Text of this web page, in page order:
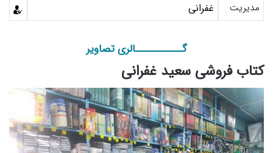
مدیریت
غفرانی
گـــــــــــالری تصاویر
کتاب فروشی سعید غفرانی